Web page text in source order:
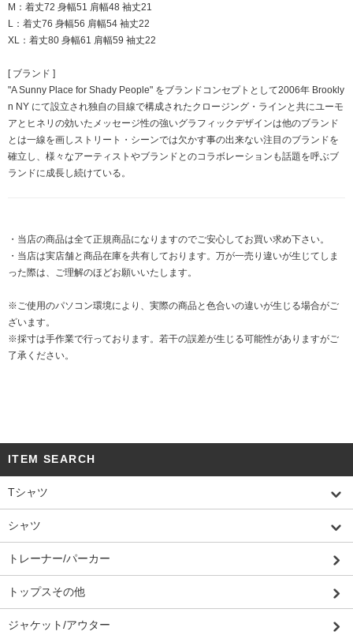
M：着丈72 身幅51 肩幅48 袖丈21
L：着丈76 身幅56 肩幅54 袖丈22
XL：着丈80 身幅61 肩幅59 袖丈22
[ ブランド ]
"A Sunny Place for Shady People" をブランドコンセプトとして2006年 Brookly
n NY にて設立され独自の目線で構成されたクロージング・ラインと共にユーモ
アとヒネリの効いたメッセージ性の強いグラフィックデザインは他のブランド
とは一線を画しストリート・シーンでは欠かす事の出来ない注目のブランドを
確立し、様々なアーティストやブランドとのコラボレーションも話題を呼ぶブ
ランドに成長し続けている。
・当店の商品は全て正規商品になりますのでご安心してお買い求め下さい。
・当店は実店舗と商品在庫を共有しております。万が一売り違いが生じてしま
った際は、ご理解のほどお願いいたします。
※ご使用のパソコン環境により、実際の商品と色合いの違いが生じる場合がご
ざいます。
※採寸は手作業で行っております。若干の誤差が生じる可能性がありますがご
了承ください。
ITEM SEARCH
Tシャツ
シャツ
トレーナー/パーカー
トップスその他
ジャケット/アウター